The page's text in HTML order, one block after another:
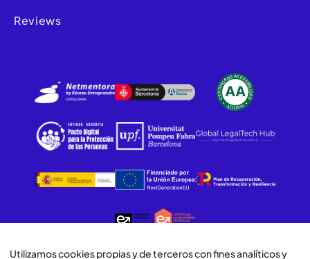
Reviews
Utilizamos cookies propias y de terceros con fines analíticos y